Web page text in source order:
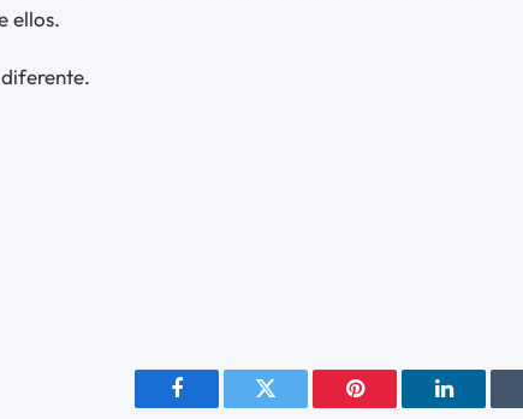
ellos.
Facebook Twitter Pinterest LinkedIn